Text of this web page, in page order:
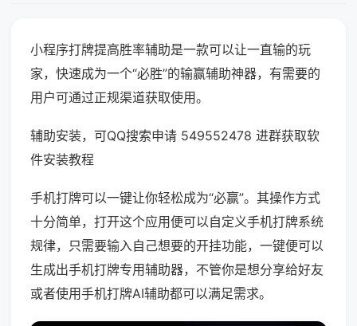
小程序打牌提高胜率辅助是一款可以让一直输的玩
家，快速成为一个“必胜”的输赢辅助神器，有需要的
用户可通过正规渠道获取使用。
辅助安装，可QQ搜索申请 549552478 进群获取软
件安装教程
手机打牌可以一键让你轻松成为“必赢”。其操作方式
十分简单，打开这个应用便可以自定义手机打牌系统
规律，只需要输入自己想要的开挂功能，一键便可以
生成出手机打牌专用辅助器，不管你是想分享给好友
或者使用手机打牌AI辅助都可以满足需求。